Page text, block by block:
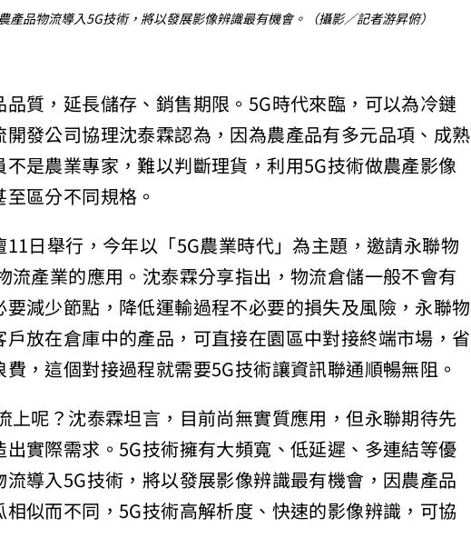
品物流導入5G技術，將以發展影像辨識最有機會。（攝影／記者游昇俯）
質，延長儲存、銷售期限。5G時代來臨，可以為冷鏈
發公司協理沈泰霖認為，因為農產品有多元品項、成熟
是農業專家，難以判斷理貨，利用5G技術做農產影像
區分不同規格。
日舉行，今年以「5G農業時代」為主題，邀請永聯物
產業的應用。沈泰霖分享指出，物流倉儲一般不會有
減少節點，降低運輸過程不必要的損失及風險，永聯物
放在倉庫中的產品，可直接在園區中對接終端市場，省
，這個對接過程就需要5G技術讓資訊聯通順暢無阻。
呢？沈泰霖坦言，目前尚無實質應用，但永聯期待先
實際需求。5G技術擁有大頻寬、低延遲、多連結等優
導入5G技術，將以發展影像辨識最有機會，因農產品
似而不同，5G技術高解析度、快速的影像辨識，可協